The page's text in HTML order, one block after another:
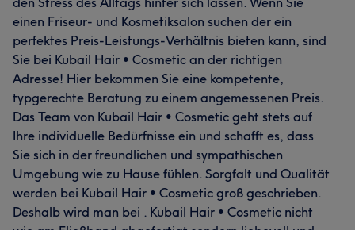
einen Friseur- und Kosmetiksalon suchen der ein
perfektes Preis-Leistungs-Verhältnis bieten kann, sind
Sie bei Kubail Hair • Cosmetic an der richtigen
Adresse! Hier bekommen Sie eine kompetente,
typgerechte Beratung zu einem angemessenen Preis.
Das Team von Kubail Hair • Cosmetic geht stets auf
Ihre individuelle Bedürfnisse ein und schafft es, dass
Sie sich in der freundlichen und sympathischen
Umgebung wie zu Hause fühlen. Sorgfalt und Qualität
werden bei Kubail Hair • Cosmetic groß geschrieben.
Deshalb wird man bei . Kubail Hair • Cosmetic nicht